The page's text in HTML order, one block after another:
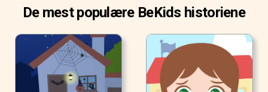
De mest populære BeKids historiene